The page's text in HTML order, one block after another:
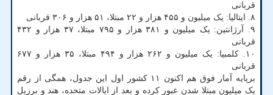
قربانی
۸. ایتالیا: یک میلیون و ۴۵۵ هزار و ۲۲ مبتلا، ۵۱ هزار و ۳۰۶ قربانی
۹. آرژانتین: یک میلیون و ۳۸۱ هزار و ۷۹۵ مبتلا، ۳۷ هزار و ۴۳۲
قربانی
۱۰. کلمبیا: یک میلیون و ۲۶۲ هزار و ۴۹۴ مبتلا، ۳۵ هزار و ۶۷۷
قربانی
برپایه آمار فوق هم اکنون ۱۱ کشور اول این جدول، همگی از رقم
یک میلیون مبتلا شدن عبور کرده و بعد از ایالات متحده، هند و برزیل